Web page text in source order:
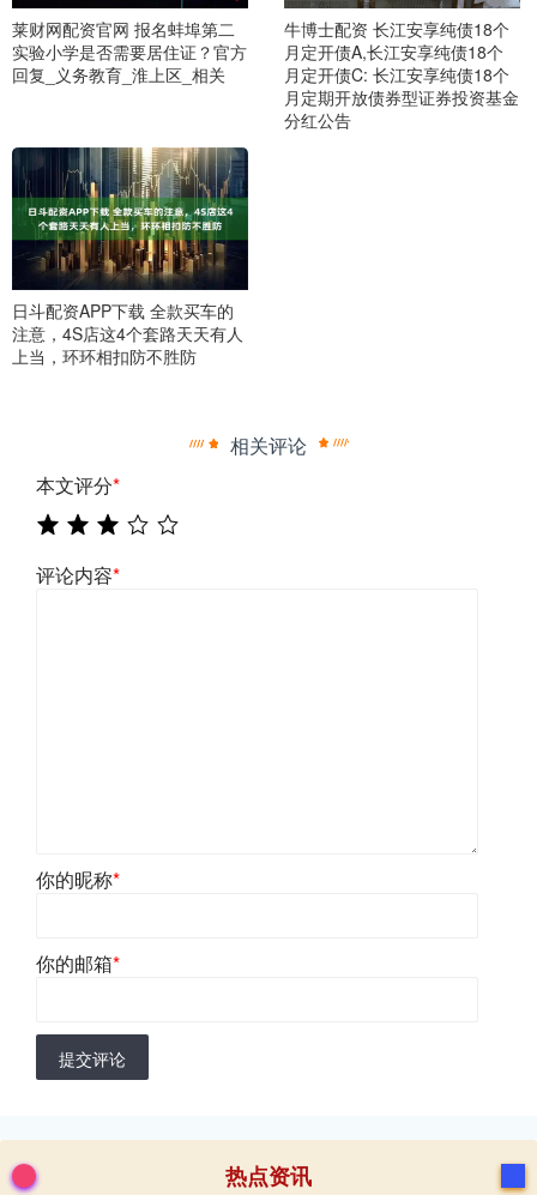
莱财网配资官网 报名蚌埠第二
实验小学是否需要居住证？官方
回复_义务教育_淮上区_相关
牛博士配资 长江安享纯债18个
月定开债A,长江安享纯债18个
月定开债C: 长江安享纯债18个
月定期开放债券型证券投资基金
分红公告
日斗配资APP下载 全款买车的
注意，4S店这4个套路天天有人
上当，环环相扣防不胜防
相关评论
本文评分*
评论内容*
你的昵称*
你的邮箱*
提交评论
热点资讯